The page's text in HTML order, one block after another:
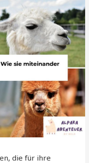
die für ihre